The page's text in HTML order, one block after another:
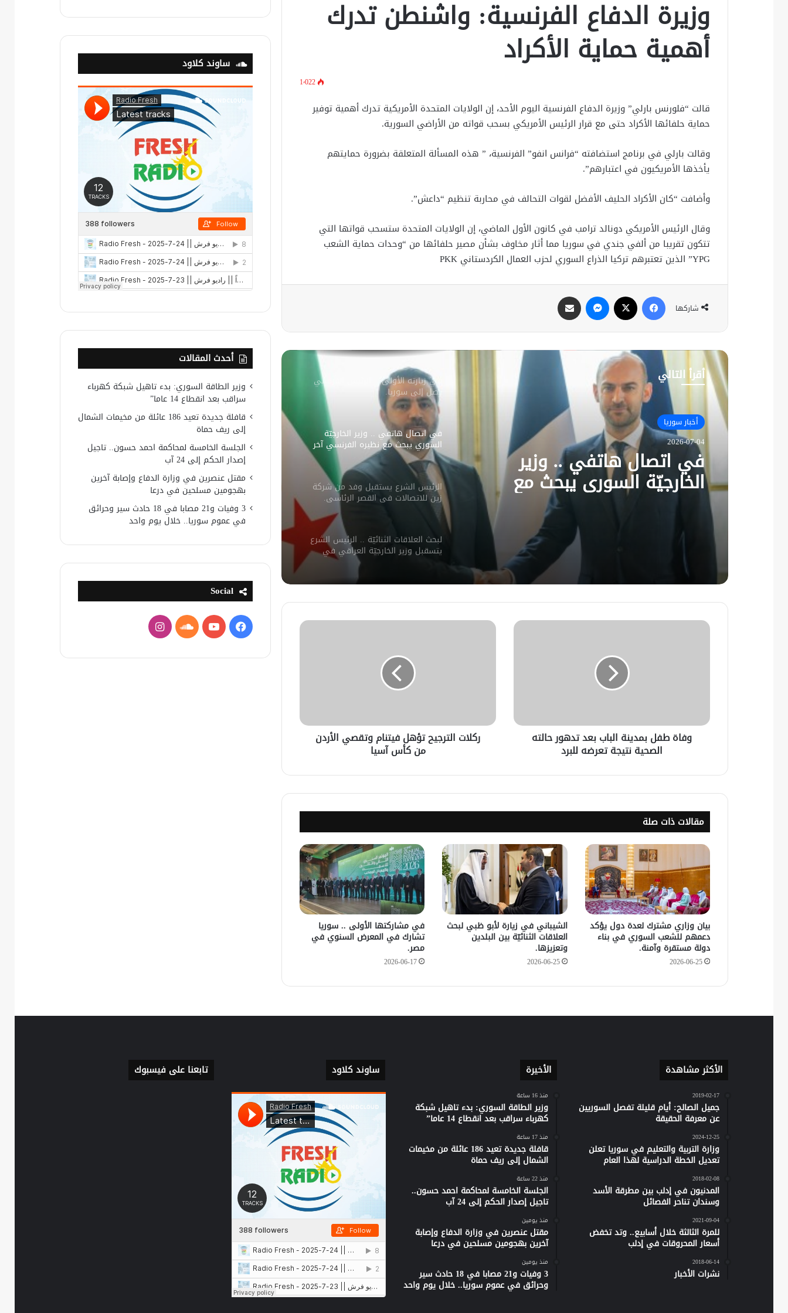
وزيرة الدفاع الفرنسية: واشنطن تدرك
أهمية حماية الأكراد
1٬022
قالت “فلورنس بارلي” وزيرة الدفاع الفرنسية اليوم الأحد، إن الولايات المتحدة الأمريكية تدرك أهمية توفير
حماية حلفائها الأكراد حتى مع قرار الرئيس الأمريكي بسحب قواته من الأراضي السورية.
وقالت بارلي في برنامج استضافته “فرانس انفو” الفرنسية، ” هذه المسألة المتعلقة بضرورة حمايتهم
يأخذها الأمريكيون في اعتبارهم”.
وأضافت “كان الأكراد الحليف الأفضل لقوات التحالف في محاربة تنظيم “داعش”.
وقال الرئيس الأمريكي دونالد ترامب في كانون الأول الماضي، إن الولايات المتحدة ستسحب قواتها التي
تتكون تقريبا من ألفي جندي في سوريا مما أثار مخاوف بشأن مصير حلفائها من “وحدات حماية الشعب
YPG” الذين تعتبرهم تركيا الذراع السوري لحزب العمال الكردستاني PKK
شاركها
فيسبوك ماسنجر
أقرأ التالي
أخبار سوريا
2026-07-04
في اتصال هاتفي .. وزير
الخارجيّة السوري يبحث مع
نظيره الفرنسي آخر التطورات.
لبحث العلاقات الثنائيّة .. الرئيس الشرع
يتسقبل وزير الخارجيّة العراقي في
في خطوة لاستئناف تقديم الخدمات
القنصليّة .. أمريكا تمنح الاعتماد القنصلي
الإحتلال الإسرائيلي يتحرك في جبل
الشيخ غربي دمشق ويبني مستشفى
في قلعة جندل
شخص أثناء ملاحقته في دمشق
دمشق
في زيارته الأولى .. الرئيس الفرنسي
يصل إلى سوريا.
في اتصال هاتفي .. وزير الخارجيّة
السوري يبحث مع نظيره الفرنسي آخر
التطورات.
الرئيس الشرع يستقبل وفد من شركة
زين للاتصالات في القصر الرئاسي.
لبحث العلاقات الثنائيّة .. الرئيس الشرع
يتسقبل وزير الخارجيّة العراقي في
سوريا.. الهيئة الألمانيّة تنظم فعاليّة
القنصليّة .. أمريكا تمنح الاعتماد القنصلي
للسفارة السوريّة في واشنطن.
الإحتلال الإسرائيلي يتحرك في جبل
في قلعة جندل
سليمان عبد الباقي مدير أمن السويداء
يكشف سبب انفجار مركبة على طريق
دمشق
في زيارته الأولى .. الرئيس الفرنسي
يصل إلى سوريا.
وفاة طفل بمدينة الباب بعد تدهور حالته
الصحية نتيجة تعرضه للبرد
ركلات الترجيح تؤهل فيتنام وتقصي الأردن
من كأس آسيا
مقالات ذات صلة
بيان وزاري مشترك لعدة دول يؤكد
دعمهم للشعب السوري في بناء
دولة مستقرة وآمنة.
2026-06-25
الشيباني في زيارة لأبو ظبي لبحث
العلاقات الثنائيّة بين البلدين
وتعزيزها.
2026-06-25
في مشاركتها الأولى .. سوريا
تشارك في المعرض السنوي في
مصر.
2026-06-17
ساوند كلاود
أحدث المقالات
وزير الطاقة السوري: بدء تاهيل شبكة كهرباء
سراقب بعد انقطاع 14 عاما”
قافلة جديدة تعيد 186 عائلة من مخيمات الشمال
إلى ريف حماة
الجلسة الخامسة لمحاكمة احمد حسون.. تاجيل
إصدار الحكم إلى 24 آب
مقتل عنصرين في وزارة الدفاع وإصابة آخرين
بهجومين مسلحين في درعا
3 وفيات و21 مصابا في 18 حادث سير وحرائق
في عموم سوريا.. خلال يوم واحد
Social
فيسبوكيوتيوبساوندانستقرام
الأكثر مشاهدة
2019-02-17
جميل الصالح: أيام قليلة تفصل السوريين
عن معرفة الحقيقة
2024-12-25
وزارة التربية والتعليم في سوريا تعلن
تعديل الخطة الدراسية لهذا العام
2018-02-08
المدنيون في إدلب بين مطرقة الأسد
وسندان تناحر الفصائل
2021-09-04
للمرة الثالثة خلال أسابيع.. وتد تخفض
أسعار المحروقات في إدلب
2018-06-14
نشرات الأخبار
الأخيرة
منذ 16 ساعة
وزير الطاقة السوري: بدء تاهيل شبكة
كهرباء سراقب بعد انقطاع 14 عاما”
منذ 17 ساعة
قافلة جديدة تعيد 186 عائلة من مخيمات
الشمال إلى ريف حماة
منذ 22 ساعة
الجلسة الخامسة لمحاكمة احمد حسون..
تاجيل إصدار الحكم إلى 24 آب
منذ يومين
مقتل عنصرين في وزارة الدفاع وإصابة
آخرين بهجومين مسلحين في درعا
منذ يومين
3 وفيات و21 مصابا في 18 حادث سير
وحرائق في عموم سوريا.. خلال يوم واحد
ساوند كلاود تابعنا على فيسبوك